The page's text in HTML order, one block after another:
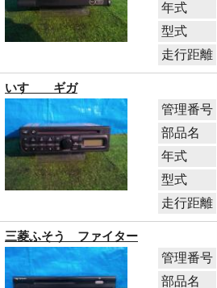
年式
型式
走行距離
いすゞ ギガ
管理番号
部品名
年式
型式
走行距離
三菱ふそう ファイター
管理番号
部品名